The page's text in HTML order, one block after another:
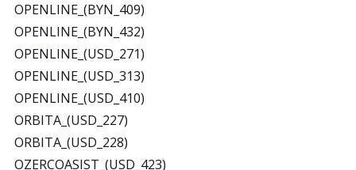
OPENLINE_(BYN_409)
OPENLINE_(BYN_432)
OPENLINE_(USD_271)
OPENLINE_(USD_313)
OPENLINE_(USD_410)
ORBITA_(USD_227)
ORBITA_(USD_228)
OZERCOASIST_(USD_423)